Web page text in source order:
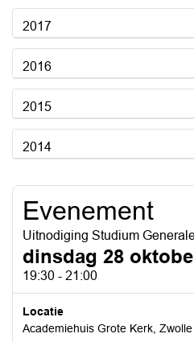
2017
2016
2015
2014
Evenement
Uitnodiging Studium
dinsdag 28
19:30 - 21:00
Locatie
Academiehuis Grote Kerk, Zwolle